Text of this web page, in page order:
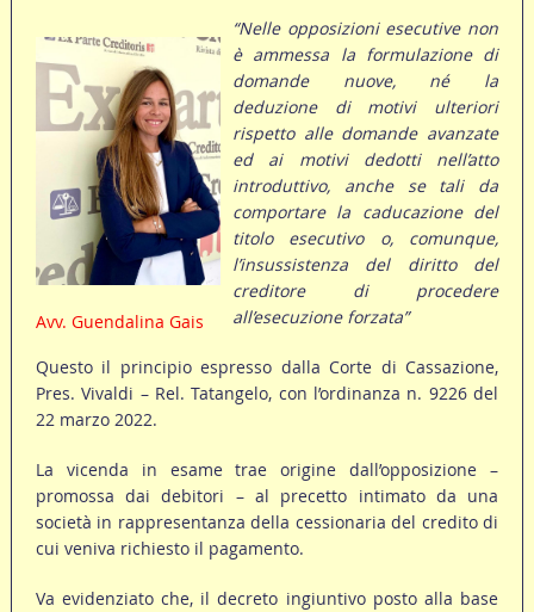
Avv. Guendalina Gais
“Nelle opposizioni esecutive non
è ammessa la formulazione di
domande nuove, né la
deduzione di motivi ulteriori
rispetto alle domande avanzate
ed ai motivi dedotti nell’atto
introduttivo, anche se tali da
comportare la caducazione del
titolo esecutivo o, comunque,
l’insussistenza del diritto del
creditore di procedere
all’esecuzione forzata”
Questo il principio espresso dalla Corte di Cassazione,
Pres. Vivaldi – Rel. Tatangelo, con l’ordinanza n. 9226 del
22 marzo 2022.
La vicenda in esame trae origine dall’opposizione –
promossa dai debitori – al precetto intimato da una
società in rappresentanza della cessionaria del credito di
cui veniva richiesto il pagamento.
Va evidenziato che, il decreto ingiuntivo posto alla base